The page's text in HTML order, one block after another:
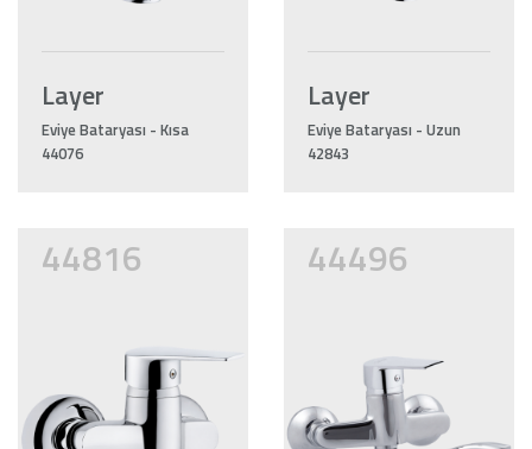
Layer
Eviye Bataryası - Kısa
44076
Layer
Eviye Bataryası - Uzun
42843
44816 44496